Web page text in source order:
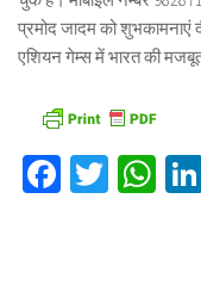
प्रमोद जादम को शुभकामनाएं
एशियन गेम्स में भारत की